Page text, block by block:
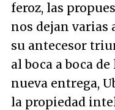
feroz, las
nos dejan varias
su antecesor
al boca a boca
nueva entrega,
la propiedad